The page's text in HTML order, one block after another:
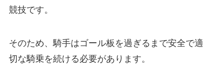
競技です。
そのため、騎手はゴール板を過ぎるまで安全で適
切な騎乗を続ける必要があります。